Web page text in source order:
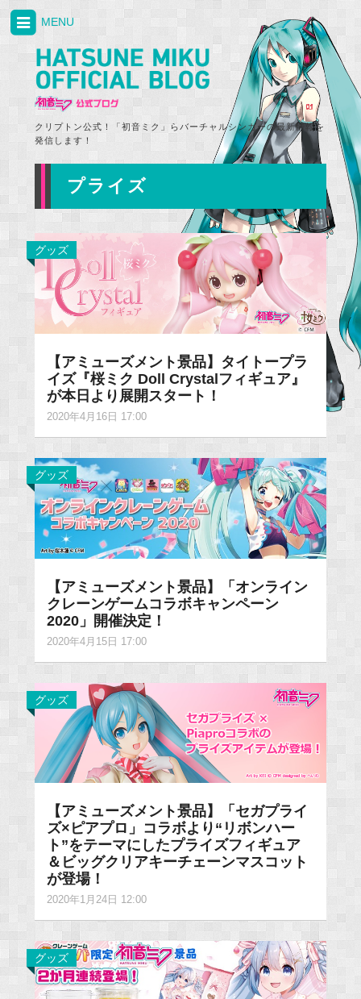
クリプトン公式！「初音ミク」らバーチャルシンガーの最新情報を
発信します！
MENU
プライズ
グッズ
【アミューズメント景品】タイトープラ
イズ『桜ミク Doll Crystalフィギュア』
が本日より展開スタート！
2020年4月16日 17:00
グッズ
【アミューズメント景品】「オンライン
クレーンゲームコラボキャンペーン
2020」開催決定！
2020年4月15日 17:00
グッズ
【アミューズメント景品】「セガプライ
ズ×ピアプロ」コラボより“リボンハー
ト”をテーマにしたプライズフィギュア
＆ビッグクリアキーチェーンマスコット
が登場！
2020年1月24日 12:00
グッズ